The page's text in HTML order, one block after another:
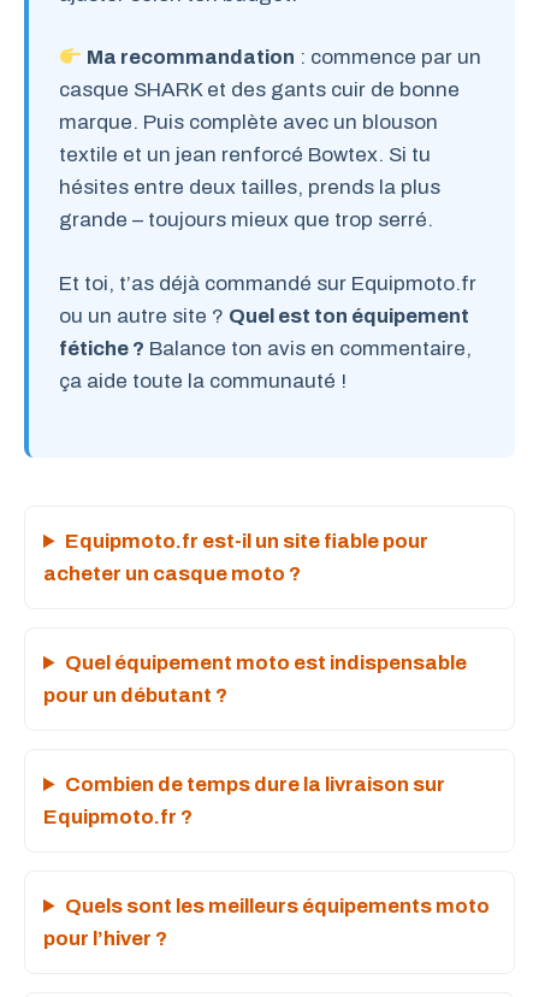
Ma recommandation : commence par un
casque SHARK et des gants cuir de bonne
marque. Puis complète avec un blouson
textile et un jean renforcé Bowtex. Si tu
hésites entre deux tailles, prends la plus
grande – toujours mieux que trop serré.
Et toi, t’as déjà commandé sur Equipmoto.fr
ou un autre site ? Quel est ton équipement
fétiche ? Balance ton avis en commentaire,
ça aide toute la communauté !
Equipmoto.fr est-il un site fiable pour
acheter un casque moto ?
Quel équipement moto est indispensable
pour un débutant ?
Combien de temps dure la livraison sur
Equipmoto.fr ?
Quels sont les meilleurs équipements moto
pour l’hiver ?